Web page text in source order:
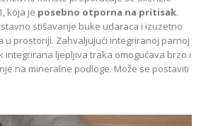
koja je posebno otporna na pritisak.
stišavanje buke udaraca i izuzetno
u prostoriji. Zahvaljujući integriranoj parnoj
integrirana ljepljiva traka omogućava brzo i
na mineralne podloge. Može se postaviti